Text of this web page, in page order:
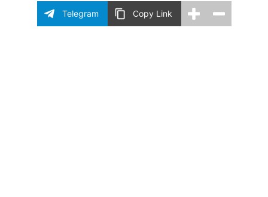
Telegram Copy Link